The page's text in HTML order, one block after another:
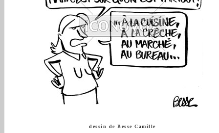
dessin deBesse Camille